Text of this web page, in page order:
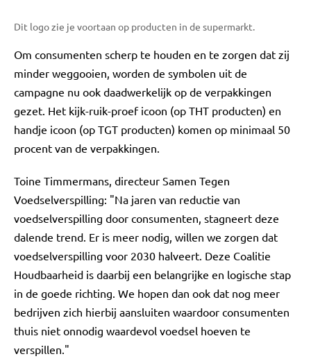
Dit logo zie je voortaan op producten in de supermarkt.
Om consumenten scherp te houden en te zorgen dat zij
minder weggooien, worden de symbolen uit de
campagne nu ook daadwerkelijk op de verpakkingen
gezet. Het kijk-ruik-proef icoon (op THT producten) en
handje icoon (op TGT producten) komen op minimaal 50
procent van de verpakkingen.
Toine Timmermans, directeur Samen Tegen
Voedselverspilling: "Na jaren van reductie van
voedselverspilling door consumenten, stagneert deze
dalende trend. Er is meer nodig, willen we zorgen dat
voedselverspilling voor 2030 halveert. Deze Coalitie
Houdbaarheid is daarbij een belangrijke en logische stap
in de goede richting. We hopen dan ook dat nog meer
bedrijven zich hierbij aansluiten waardoor consumenten
thuis niet onnodig waardevol voedsel hoeven te
verspillen."